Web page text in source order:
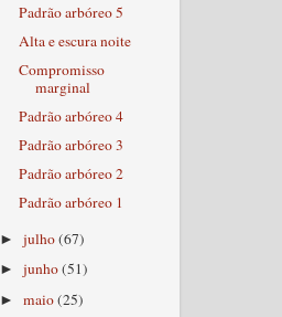
Padrão arbóreo 5
Alta e escura noite
Compromisso
marginal
Padrão arbóreo 4
Padrão arbóreo 3
Padrão arbóreo 2
Padrão arbóreo 1
►julho(67)
►junho(51)
►maio(25)